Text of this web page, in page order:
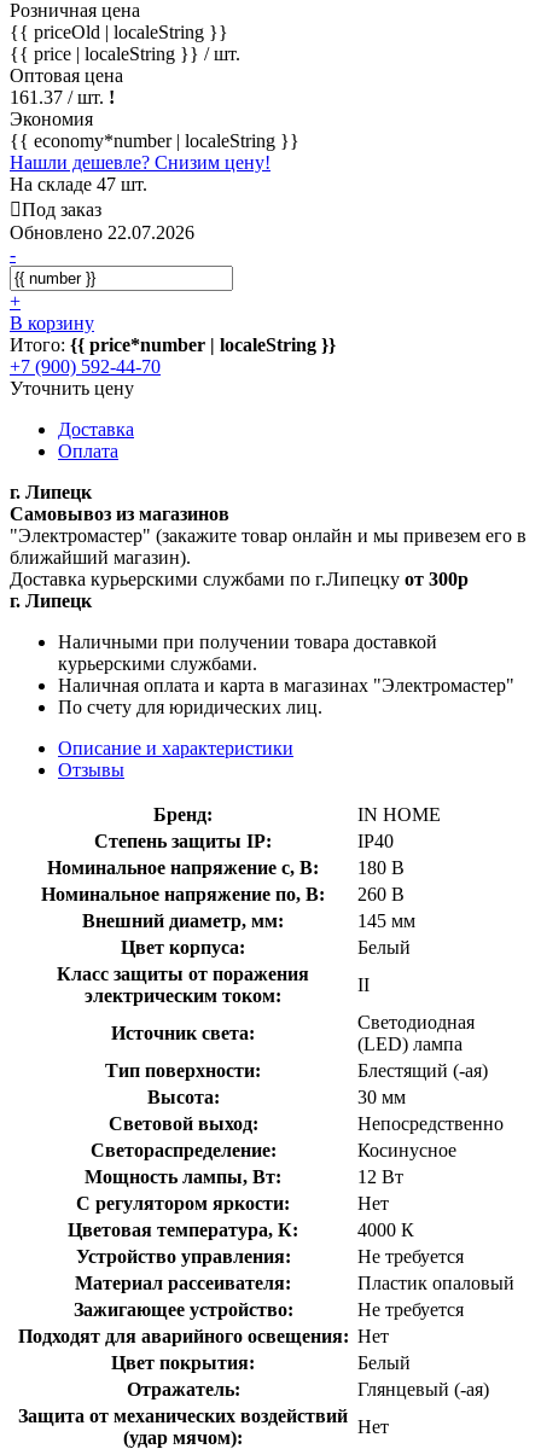
Розничная цена
{{ priceOld | localeString }}
{{ price | localeString }} / шт.
Оптовая цена
161.37 / шт. !
Экономия
{{ economy*number | localeString }}
Нашли дешевле? Снизим цену!
На складе 47 шт.
Под заказ
Обновлено 22.07.2026
-
+
В корзину
Итого: {{ price*number | localeString }}
+7 (900) 592-44-70
Уточнить цену
Доставка
Оплата
г. Липецк
Самовывоз из магазинов
"Электромастер" (закажите товар онлайн и мы привезем его в
ближайший магазин).
Доставка курьерскими службами по г.Липецку от 300р
г. Липецк
Наличными при получении товара доставкой
курьерскими службами.
Наличная оплата и карта в магазинах "Электромастер"
По счету для юридических лиц.
Описание и характеристики
Отзывы
Бренд:
IN HOME
Степень защиты IP:
IP40
Номинальное напряжение с, В:
180 В
Номинальное напряжение по, В:
260 В
Внешний диаметр, мм:
145 мм
Цвет корпуса:
Белый
Класс защиты от поражения
электрическим током:
II
Источник света:
Светодиодная
(LED) лампа
Тип поверхности:
Блестящий (-ая)
Высота:
30 мм
Световой выход:
Непосредственно
Светораспределение:
Косинусное
Мощность лампы, Вт:
12 Вт
С регулятором яркости:
Нет
Цветовая температура, К:
4000 К
Устройство управления:
Не требуется
Материал рассеивателя:
Пластик опаловый
Зажигающее устройство:
Не требуется
Подходят для аварийного освещения: Нет
Цвет покрытия:
Белый
Отражатель:
Глянцевый (-ая)
Защита от механических воздействий
(удар мячом):
Нет